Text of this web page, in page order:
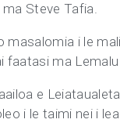
ma Steve Tafia.
masalomia i le
faatasi ma
e
i le taimi nei i